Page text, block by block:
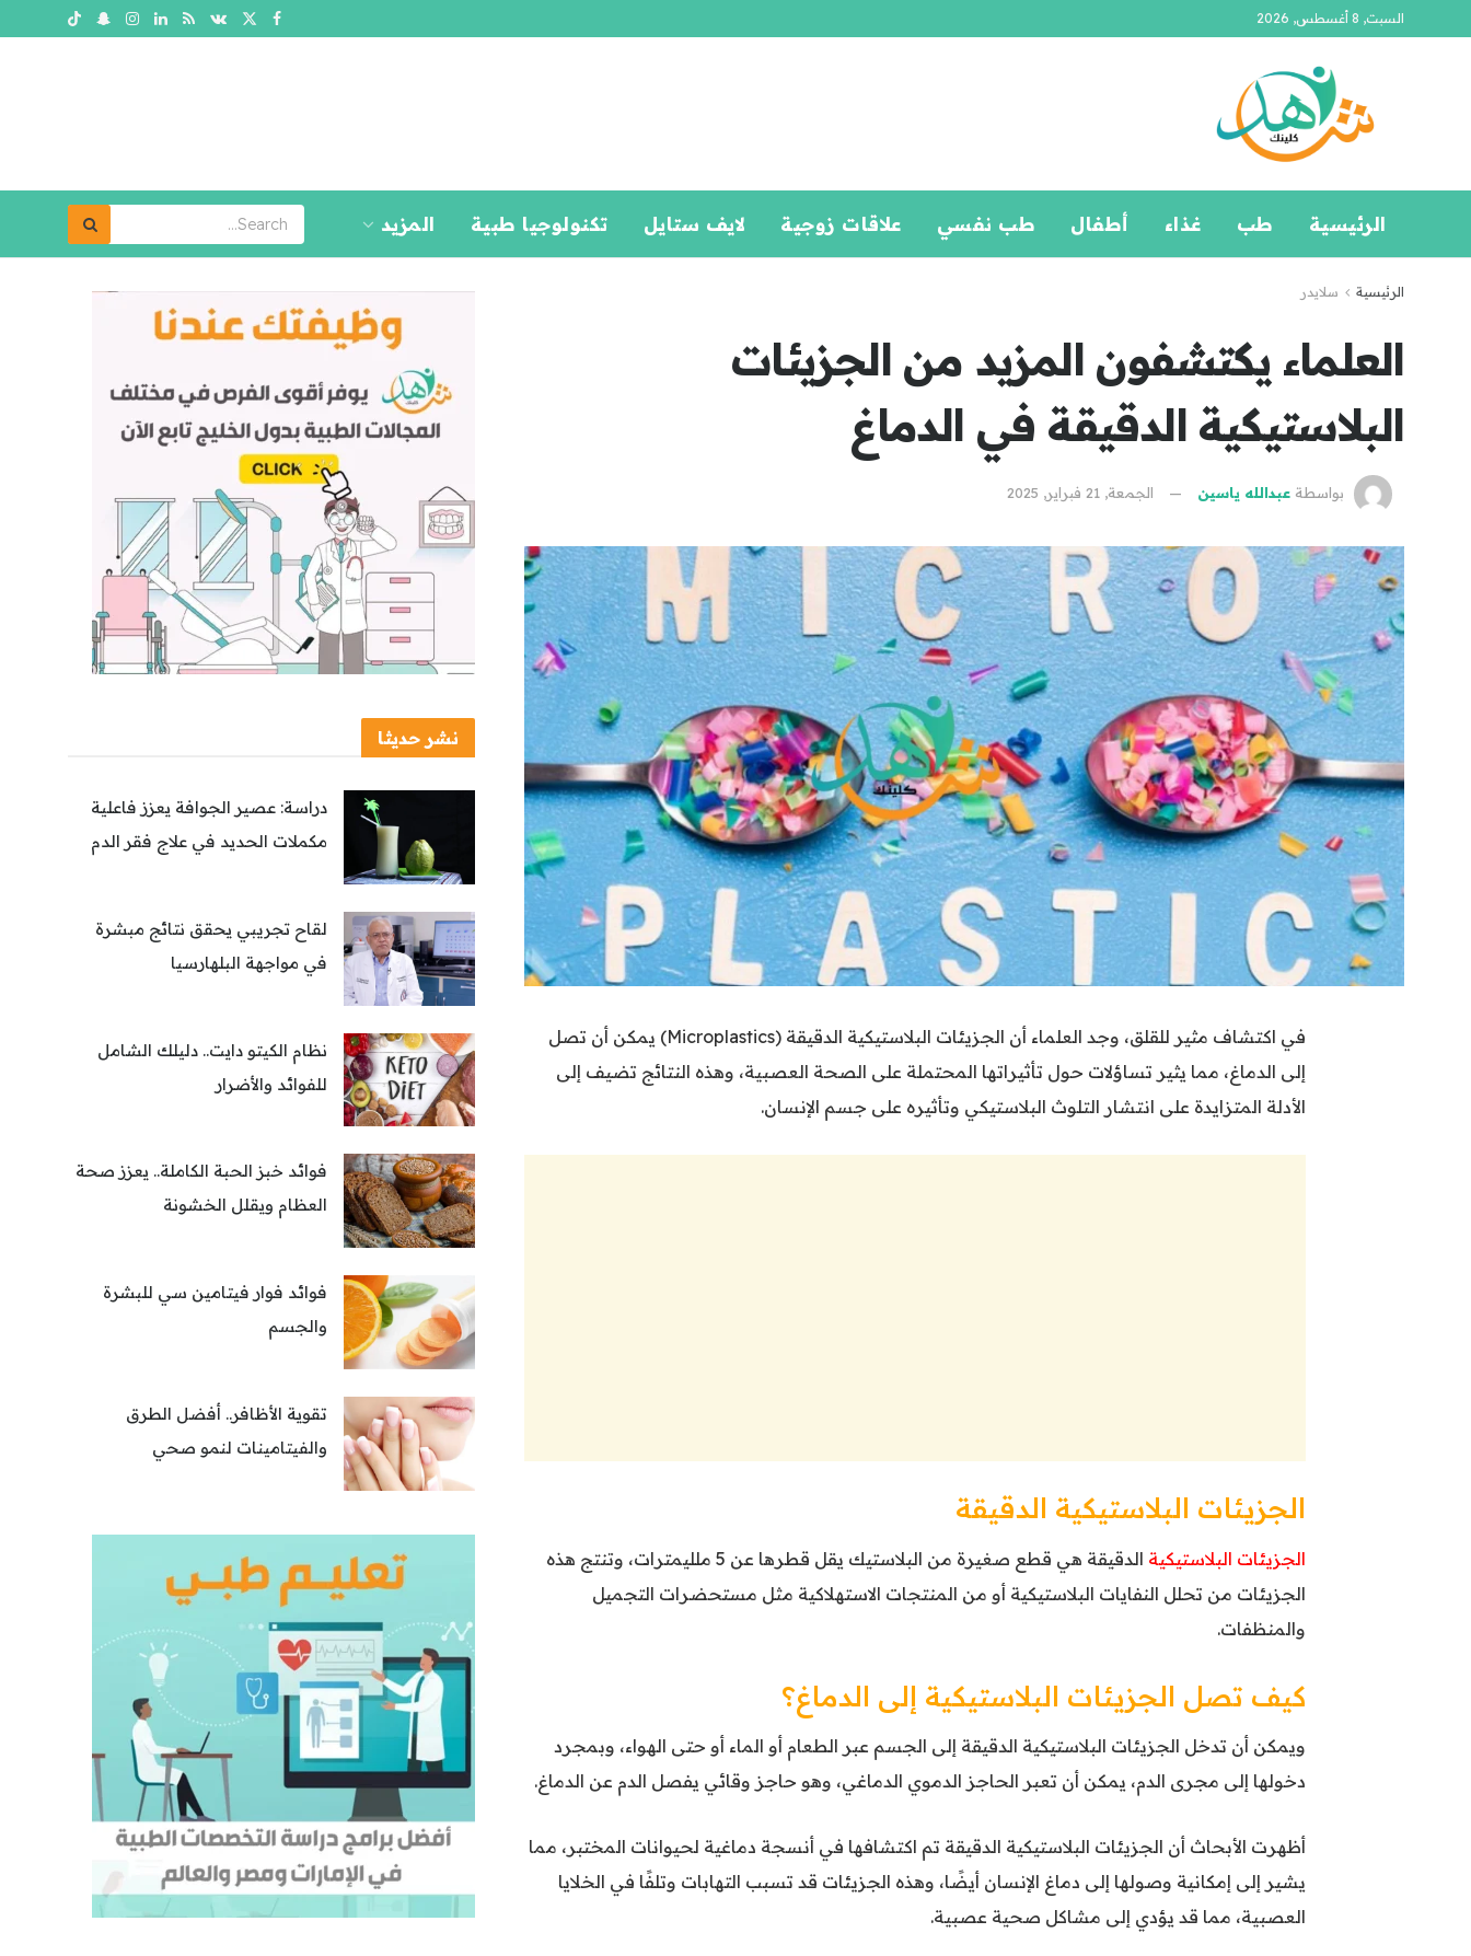
السبت, 8 أغسطس, 2026
الرئيسية طب غذاء أطفال طب نفسي علاقات زوجية لايف ستايل تكنولوجيا طبية المزيد
الرئيسية سلايدر
العلماء يكتشفون المزيد من الجزيئات
البلاستيكية الدقيقة في الدماغ
بواسطةعبدالله ياسين الجمعة, 21 فبراير, 2025
في اكتشاف مثير للقلق، وجد العلماء أن الجزيئات البلاستيكية الدقيقة (Microplastics) يمكن أن تصل
إلى الدماغ، مما يثير تساؤلات حول تأثيراتها المحتملة على الصحة العصبية، وهذه النتائج تضيف إلى
الأدلة المتزايدة على انتشار التلوث البلاستيكي وتأثيره على جسم الإنسان.
الجزيئات البلاستيكية الدقيقة
الجزيئات البلاستيكية
الدقيقة هي قطع صغيرة من البلاستيك يقل قطرها عن 5 ملليمترات، وتنتج هذه
الجزيئات من تحلل النفايات البلاستيكية أو من المنتجات الاستهلاكية مثل مستحضرات التجميل
والمنظفات.
كيف تصل الجزيئات البلاستيكية إلى الدماغ؟
ويمكن أن تدخل الجزيئات البلاستيكية الدقيقة إلى الجسم عبر الطعام أو الماء أو حتى الهواء، وبمجرد
دخولها إلى مجرى الدم، يمكن أن تعبر الحاجز الدموي الدماغي، وهو حاجز وقائي يفصل الدم عن الدماغ.
أظهرت الأبحاث أن الجزيئات البلاستيكية الدقيقة تم اكتشافها في أنسجة دماغية لحيوانات المختبر، مما
يشير إلى إمكانية وصولها إلى دماغ الإنسان أيضًا، وهذه الجزيئات قد تسبب التهابات وتلفًا في الخلايا
العصبية، مما قد يؤدي إلى مشاكل صحية عصبية.
نشر حديثا
دراسة: عصير الجوافة يعزز فاعلية
مكملات الحديد في علاج فقر الدم
لقاح تجريبي يحقق نتائج مبشرة
في مواجهة البلهارسيا
نظام الكيتو دايت.. دليلك الشامل
للفوائد والأضرار
فوائد خبز الحبة الكاملة.. يعزز صحة
العظام ويقلل الخشونة
فوائد فوار فيتامين سي للبشرة
والجسم
تقوية الأظافر.. أفضل الطرق
والفيتامينات لنمو صحي